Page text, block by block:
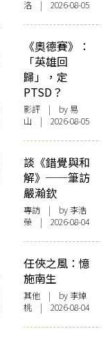
洛 | 2026-08-05
《奧德賽》：
「英雄回
歸」，定
PTSD？
影評 | by 易
山 | 2026-08-05
談《錯覺與和
解》──筆訪
嚴瀚欽
專訪 | by 李浩
榮 | 2026-08-04
任俠之風：憶
施南生
其他 | by 李焯
桃 | 2026-08-04